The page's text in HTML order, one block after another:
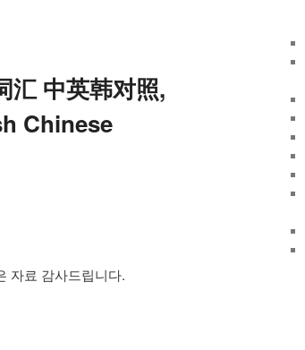
汇 中英韩对照,
Chinese
자료 감사드립니다.